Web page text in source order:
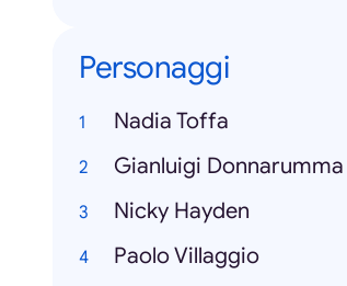
Personaggi
Nadia Toffa
Gianluigi Donnarumma
Nicky Hayden
Paolo Villaggio